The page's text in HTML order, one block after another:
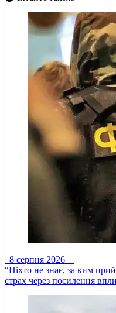
8 серпня 2026
“Ніхто не знає, за ким
страх через посилення